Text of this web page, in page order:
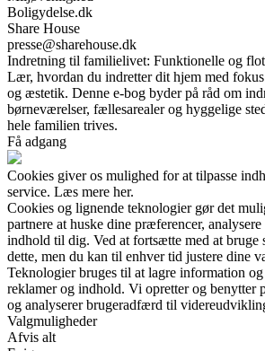
Boligydelse.dk
Share House
presse@sharehouse.dk
Indretning til familielivet: Funktionelle og
Lær, hvordan du indretter dit hjem med
og æstetik. Denne e-bog byder på råd om
børneværelser, fællesarealer og hyggelige
hele familien trives.
Få adgang
Cookies giver os mulighed for at tilpasse
service. Læs mere her.
Cookies og lignende teknologier gør det
partnere at huske dine præferencer,
indhold til dig. Ved at fortsætte med at bruge
dette, men du kan til enhver tid justere dine
Teknologier bruges til at lagre information og
reklamer og indhold. Vi opretter og benytter
og analyserer brugeradfærd til
Valgmuligheder
Afvis alt